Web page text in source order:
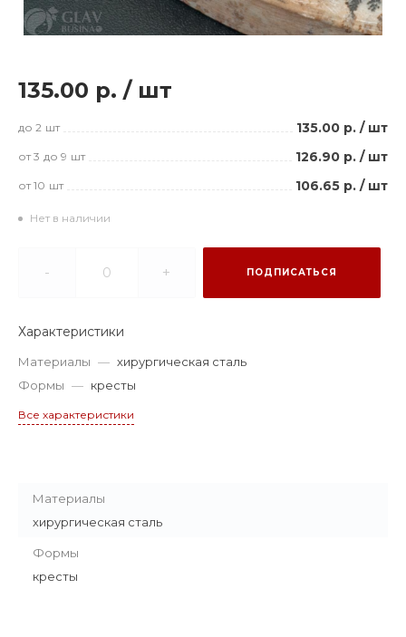
135.00 р. / шт
до 2 шт 135.00 р. / шт
от 3 до 9 шт 126.90 р. / шт
от 10 шт 106.65 р. / шт
Нет в наличии
- + ПОДПИСАТЬСЯ
Характеристики
Материалы — хирургическая сталь
Формы — кресты
Все характеристики
Материалы
хирургическая сталь
Формы
кресты